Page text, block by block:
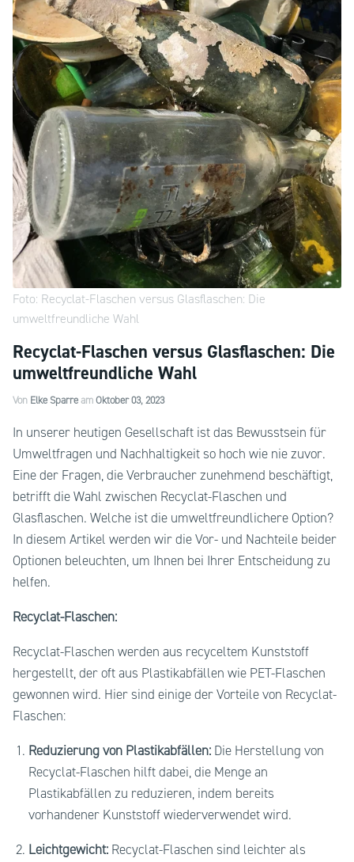
Foto: Recyclat-Flaschen versus Glasflaschen: Die
umweltfreundliche Wahl
Recyclat-Flaschen versus Glasflaschen: Die
umweltfreundliche Wahl
Von Elke SparreamOktober 03, 2023
In unserer heutigen Gesellschaft ist das Bewusstsein für
Umweltfragen und Nachhaltigkeit so hoch wie nie zuvor.
Eine der Fragen, die Verbraucher zunehmend beschäftigt,
betrifft die Wahl zwischen Recyclat-Flaschen und
Glasflaschen. Welche ist die umweltfreundlichere Option?
In diesem Artikel werden wir die Vor- und Nachteile beider
Optionen beleuchten, um Ihnen bei Ihrer Entscheidung zu
helfen.
Recyclat-Flaschen:
Recyclat-Flaschen werden aus recyceltem Kunststoff
hergestellt, der oft aus Plastikabfällen wie PET-Flaschen
gewonnen wird. Hier sind einige der Vorteile von Recyclat-
Flaschen:
Reduzierung von Plastikabfällen: Die Herstellung von
Recyclat-Flaschen hilft dabei, die Menge an
Plastikabfällen zu reduzieren, indem bereits
vorhandener Kunststoff wiederverwendet wird.
Leichtgewicht: Recyclat-Flaschen sind leichter als